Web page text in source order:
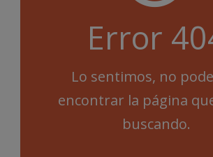
Error
Lo sentimos, no
encontrar la página
buscando.